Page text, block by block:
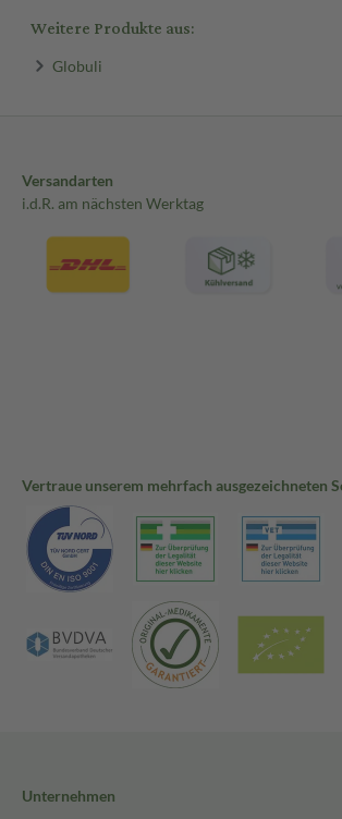
Weitere Produkte aus:
Globuli
Versandarten
i.d.R. am nächsten Werktag
Vertraue unserem mehrfach ausgezeichneten
Unternehmen